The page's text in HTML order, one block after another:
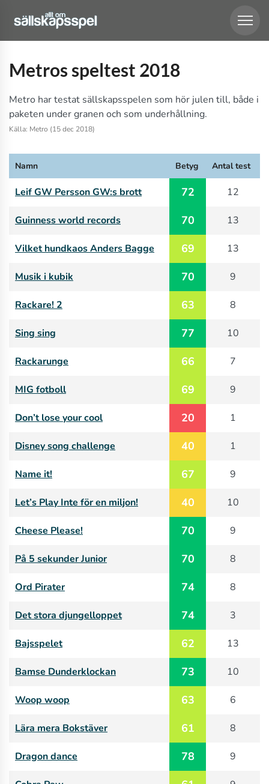
Metros speltest 2018
Metro har testat sällskapsspelen som hör julen till, både i
paketen under granen och som underhållning.
Källa: Metro (15 dec 2018)
Namn Betyg Antal test
Leif GW Persson GW:s brott 72 12
Guinness world records 70 13
Vilket hundkaos Anders Bagge 69 13
Musik i kubik 70 9
Rackare! 2 63 8
Sing sing 77 10
Rackarunge 66 7
MIG fotboll 69 9
Don’t lose your cool 20 1
Disney song challenge 40 1
Name it! 67 9
Let’s Play Inte för en miljon! 40 10
Cheese Please! 70 9
På 5 sekunder Junior 70 8
Ord Pirater 74 8
Det stora djungelloppet 74 3
Bajsspelet 62 13
Bamse Dunderklockan 73 10
Woop woop 63 6
Lära mera Bokstäver 61 8
Dragon dance 78 9